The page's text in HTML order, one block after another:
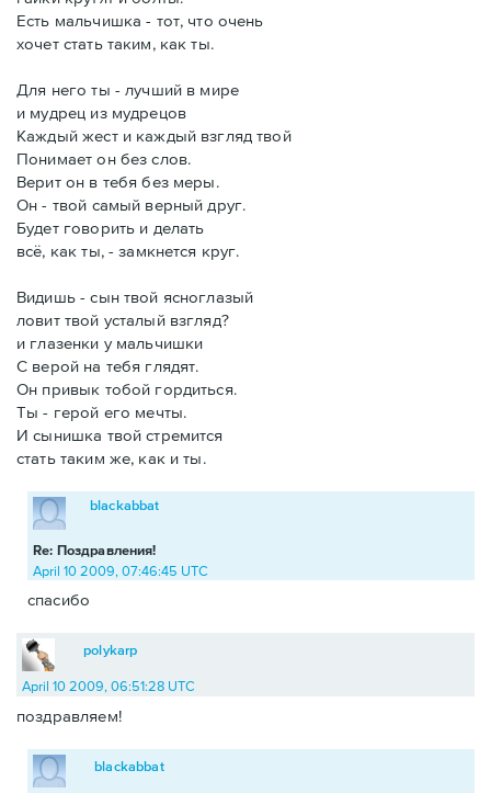
Есть мальчишка - тот, что очень
хочет стать таким, как ты.
Для него ты - лучший в мире
и мудрец из мудрецов
Каждый жест и каждый взгляд твой
Понимает он без слов.
Верит он в тебя без меры.
Он - твой самый верный друг.
Будет говорить и делать
всё, как ты, - замкнется круг.
Видишь - сын твой ясноглазый
ловит твой усталый взгляд?
и глазенки у мальчишки
С верой на тебя глядят.
Он привык тобой гордиться.
Ты - герой его мечты.
И сынишка твой стремится
стать таким же, как и ты.
Re: Поздравления!
blackabbat
April 10 2009, 07:46:45 UTC
спасибо
polykarp
April 10 2009, 06:51:28 UTC
поздравляем!
blackabbat